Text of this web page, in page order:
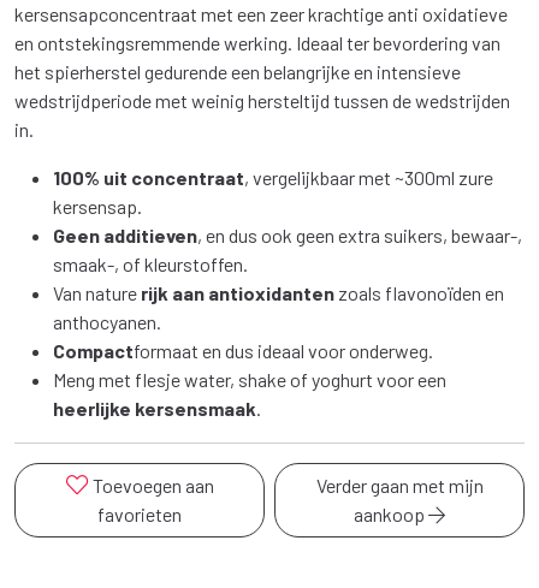
kersensapconcentraat met een zeer krachtige anti oxidatieve
en ontstekingsremmende werking. Ideaal ter bevordering van
het spierherstel gedurende een belangrijke en intensieve
wedstrijdperiode met weinig hersteltijd tussen de wedstrijden
in.
100% uit concentraat, vergelijkbaar met ~300ml zure
kersensap.
Geen additieven, en dus ook geen extra suikers, bewaar-,
smaak-, of kleurstoffen.
Van nature rijk aan antioxidanten zoals flavonoïden en
anthocyanen.
Compactformaat en dus ideaal voor onderweg.
Meng met flesje water, shake of yoghurt voor een
heerlijke kersensmaak.
Toevoegen aan
favorieten
Verder gaan met mijn
aankoop